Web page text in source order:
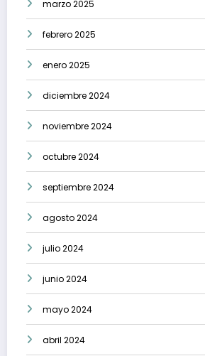
marzo 2025
febrero 2025
enero 2025
diciembre 2024
noviembre 2024
octubre 2024
septiembre 2024
agosto 2024
julio 2024
junio 2024
mayo 2024
abril 2024